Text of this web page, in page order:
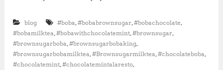
S
r
blog #boba,#bobabrownsugar,#bobachocolate,
#bobamilktea,#bobawithchocolatemint,#brownsugar,
#brownsugarboba,#brownsugarbobaking,
#brownsugarbobamilktea,#Brownsugarmilktea,#chocolateboba,
#chocolatemint,#chocolatemintalaresto,